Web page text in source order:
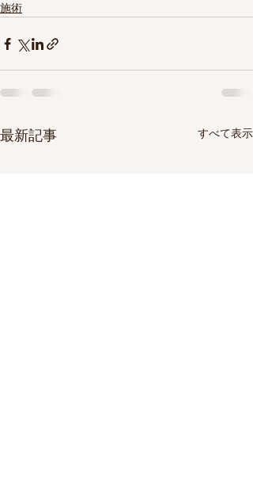
施術
最新記事 すべて表示